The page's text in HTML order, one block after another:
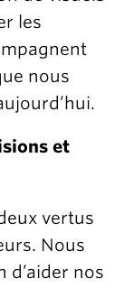
les
nous
et
vertus
Nous
d’aider nos